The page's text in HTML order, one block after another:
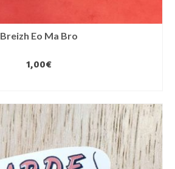
Breizh Eo Ma Bro
1,00€